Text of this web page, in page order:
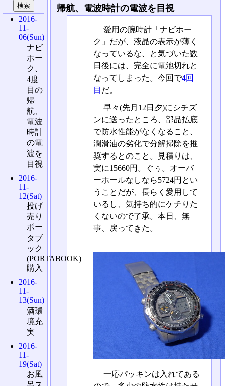
帰航、電波時計の電波を目視
愛用の腕時計「ナビホー
ク」だが、液晶の表示が薄く
なっているな、と気づいた数
日後には、完全に電池切れと
なってしまった。今回で4回
目 だ。
早々(先月12日夕)にシチズ
ンに送ったところ、部品払底
で防水性能がなくなること、
潤滑油の劣化で分解掃除を推
奨するとのこと。見積りは、
実に15660円。ぐぅ。オーバ
ーホールなしなら5724円とい
うことだが、長らく愛用して
いるし、気持ち的にケチりた
くないので了承。本日、無
事、戻ってきた。
一応パッキンは入れてある
2016-
11-
06(Sun)
ナビ
ホー
ク、
4度
目の
帰
航、
電波
時計
の電
波を
目視
2016-
11-
12(Sat)
投げ
売り
ポー
タブ
ック
(PORTABOOK)
購入
2016-
11-
13(Sun)
酒環
境充
実
2016-
11-
19(Sat)
お風